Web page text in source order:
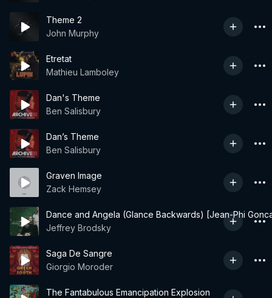
Theme 2
John Murphy
Etretat
Mathieu Lamboley
Dan's Theme
Ben Salisbury
Dan’s Theme
Ben Salisbury
Graven Image
Zack Hemsey
Dance and Angela (Glance Backwards) [Jean-Phi
Jeffrey Brodsky
Saga De Sangre
Giorgio Moroder
The Fantabulous Emancipation Explosion